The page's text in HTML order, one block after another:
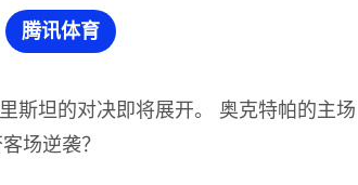
腾讯体育
斯坦的对决即将展开。 奥克特帕的主场
场逆袭？